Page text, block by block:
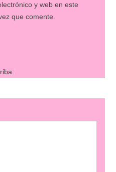
y web en este
que comente.